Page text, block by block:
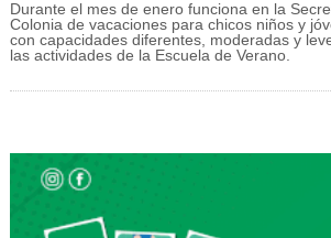
Durante el mes de enero funciona en la
Colonia de vacaciones para chicos niños y
con capacidades diferentes, moderadas y
las actividades de la Escuela de Verano.